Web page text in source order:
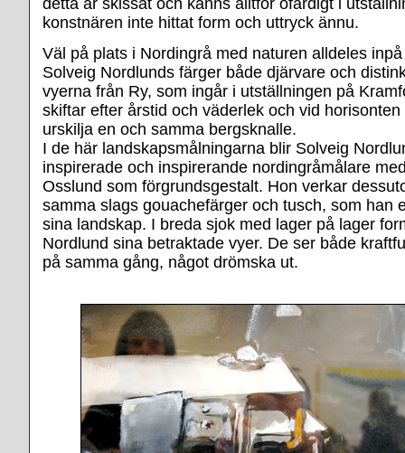
konstnären inte hittat form och uttryck ännu.
Väl på plats i Nordingrå med naturen alldeles
Solveig Nordlunds färger både djärvare och
vyerna från Ry, som ingår i utställningen på
skiftar efter årstid och väderlek och vid
urskilja en och samma bergsknalle.
I de här landskapsmålningarna blir Solveig
inspirerade och inspirerande nordingråmålare
Osslund som förgrundsgestalt. Hon verkar
samma slags gouachefärger och tusch, som han
sina landskap. I breda sjok med lager på lager
Nordlund sina betraktade vyer. De ser både
på samma gång, något drömska ut.